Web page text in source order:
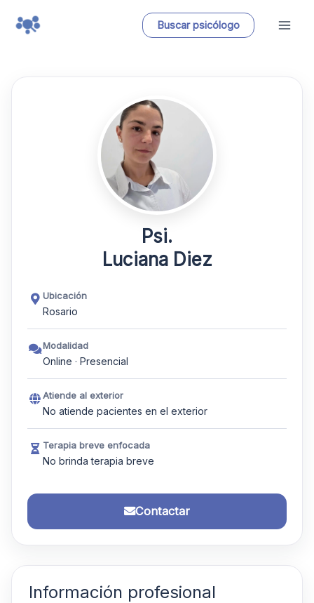
Buscar psicólogo
Psi.
Luciana Diez
Ubicación
Rosario
Modalidad
Online · Presencial
Atiende al exterior
No atiende pacientes en el exterior
Terapia breve enfocada
No brinda terapia breve
Contactar
Información profesional